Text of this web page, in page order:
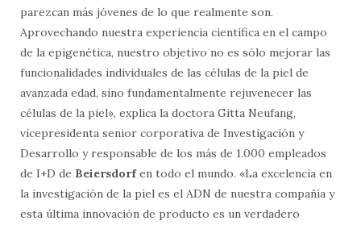
parezcan más jóvenes de lo que realmente son.
Aprovechando nuestra experiencia científica en el campo
de la epigenética, nuestro objetivo no es sólo mejorar las
funcionalidades individuales de las células de la piel de
avanzada edad, sino fundamentalmente rejuvenecer las
células de la piel», explica la doctora Gitta Neufang,
vicepresidenta senior corporativa de Investigación y
Desarrollo y responsable de los más de 1.000 empleados
de I+D de Beiersdorfen todo el mundo. «La excelencia en
la investigación de la piel es el ADN de nuestra compañía y
esta última innovación de producto es un verdadero